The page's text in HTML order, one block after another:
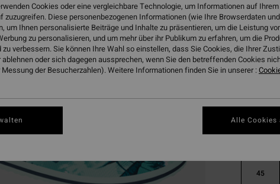
Farbe
45
Cookies oder eine vergleichbare Technologie, um Informationen auf
zuzugreifen. Diese personenbezogenen Informationen (wie Ihre Browserdaten
um Ihnen personalisierte Beiträge und Inhalte zu präsentieren, um die Leistung
zu personalisieren, und um mehr über ihr Publikum zu erfahren, um die
verbessern. Sie können Ihre Wahl so einstellen, dass Sie Cookies, die Ihrer
oder sich dagegen aussprechen, wenn Sie den betreffenden Cookies
der Besucherzahlen). Weitere Informationen finden Sie in unserer :
Alle Cookies